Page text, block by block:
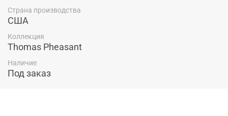
Страна производства
США
Коллекция
Thomas Pheasant
Наличие
Под заказ